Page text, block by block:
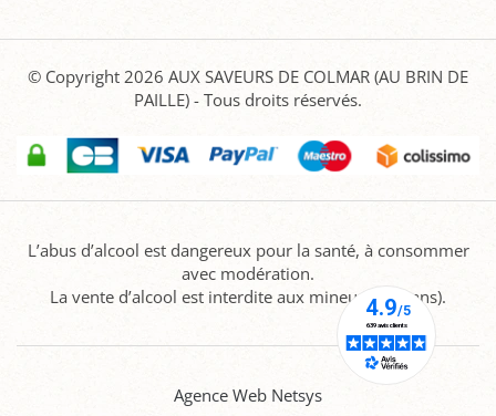
© Copyright 2026 AUX SAVEURS DE COLMAR (AU BRIN DE
PAILLE) - Tous droits réservés.
L’abus d’alcool est dangereux pour la santé, à consommer
avec modération.
La vente d’alcool est interdite aux mineurs (-18 ans).
Agence Web Netsys